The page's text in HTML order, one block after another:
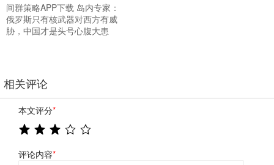
间群策略APP下载 岛内专家：
俄罗斯只有核武器对西方有威
胁，中国才是头号心腹大患
相关评论
本文评分*
评论内容*